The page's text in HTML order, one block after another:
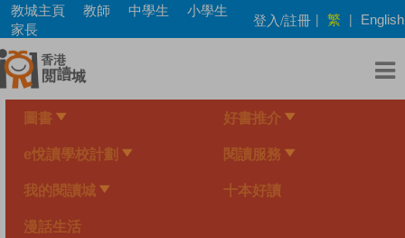
Skip
main
content
教城主頁 教師 中學生
小學生
家長
登入/註冊 | 繁 | English
圖書 好書推介
e悅讀學校計劃 閱讀服務
我的閱讀城 十本好讀
漫話生活